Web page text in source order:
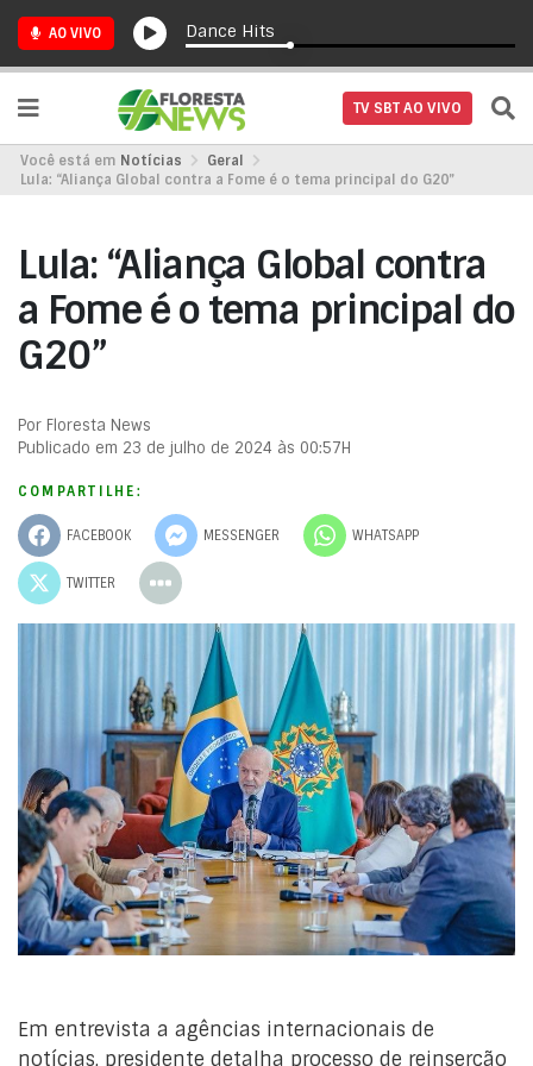
AO VIVO Dance Hits
TV SBT AO VIVO
Você está em Notícias
Geral
Lula: “Aliança Global contra a Fome é o tema principal do G20”
Lula: “Aliança Global contra
a Fome é o tema principal do
G20”
Por Floresta News
Publicado em 23 de julho de 2024 às 00:57H
COMPARTILHE:
FACEBOOK MESSENGER WHATSAPP
TWITTER
Em entrevista a agências internacionais de
notícias, presidente detalha processo de reinserção